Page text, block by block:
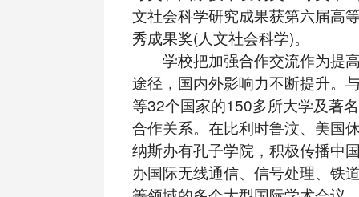
文社会科学研究成果获第六届高
秀成果奖(人文社会科学)。
学校把加强合作交流作为提
途径，国内外影响力不断提升。
等32个国家的150多所大学及著
合作关系。在比利时鲁汶、美国
纳斯办有孔子学院，积极传播中
办国际无线通信、信号处理、铁